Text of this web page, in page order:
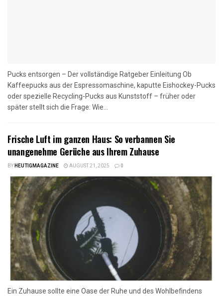
Pucks entsorgen – Der vollständige Ratgeber Einleitung Ob
Kaffeepucks aus der Espressomaschine, kaputte Eishockey-Pucks
oder spezielle Recycling-Pucks aus Kunststoff – früher oder
später stellt sich die Frage: Wie...
Frische Luft im ganzen Haus: So verbannen Sie
unangenehme Gerüche aus Ihrem Zuhause
BYHEUTIGMAGAZINE AUGUST 21, 2025 0
Ein Zuhause sollte eine Oase der Ruhe und des Wohlbefindens